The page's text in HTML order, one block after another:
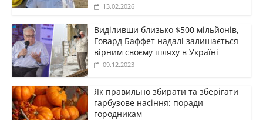
13.02.2026
Виділивши близько $500 мільйонів,
Говард Баффет надалі залишається
вірним своєму шляху в Україні
09.12.2023
Як правильно збирати та зберігати
гарбузове насіння: поради
городникам